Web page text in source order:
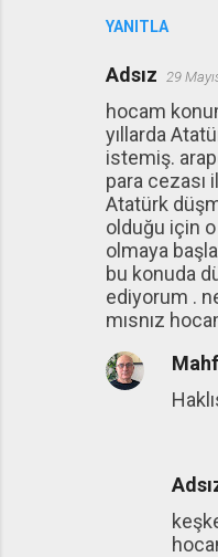
YANITLA
Adsız 29
hocam
yıllarda
istemiş.
para cezası
Atatürk
olduğu için
olmaya
bu konuda
ediyorum .
mısnız